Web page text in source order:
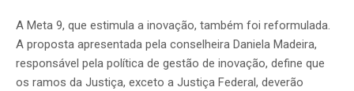
A Meta 9, que estimula a inovação, também foi reformulada.
A proposta apresentada pela conselheira Daniela Madeira,
responsável pela política de gestão de inovação, define que
os ramos da Justiça, exceto a Justiça Federal, deverão